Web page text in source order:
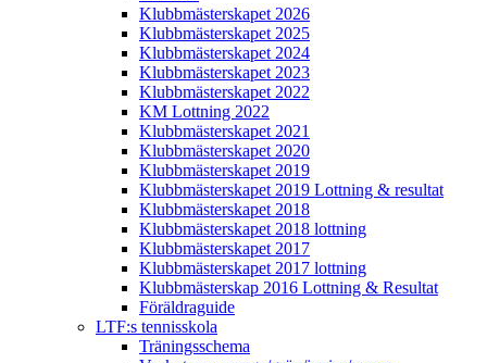
Klubbmästerskapet 2026
Klubbmästerskapet 2025
Klubbmästerskapet 2024
Klubbmästerskapet 2023
Klubbmästerskapet 2022
KM Lottning 2022
Klubbmästerskapet 2021
Klubbmästerskapet 2020
Klubbmästerskapet 2019
Klubbmästerskapet 2019 Lottning & resultat
Klubbmästerskapet 2018
Klubbmästerskapet 2018 lottning
Klubbmästerskapet 2017
Klubbmästerskapet 2017 lottning
Klubbmästerskap 2016 Lottning & Resultat
Föräldraguide
LTF:s tennisskola
Träningsschema